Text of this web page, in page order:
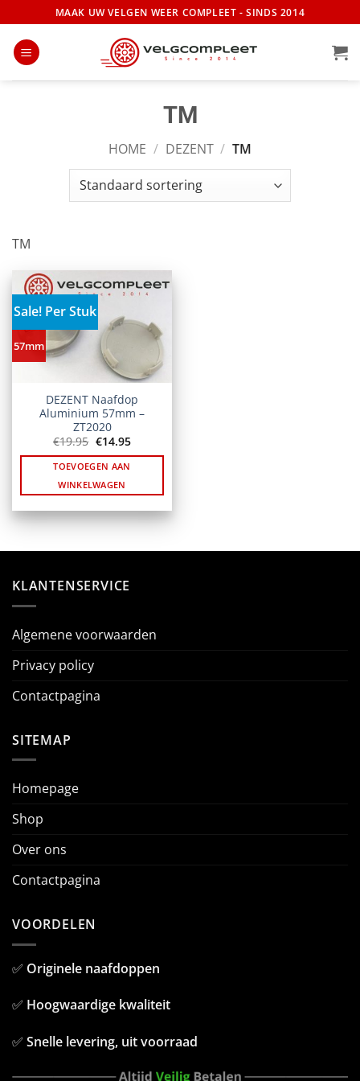
naar
inhoud
MAAK UW VELGEN WEER COMPLEET - SINDS 2014
TM
HOME / DEZENT / TM
TM
Sale! Per Stuk
57mm
DEZENT Naafdop
Aluminium 57mm –
ZT2020
€19.95 Oorspronkelijke
was:
€19.95.
€14.95Huidige
is:
TOEVOEGEN AAN
WINKELWAGEN
KLANTENSERVICE
Algemene voorwaarden
Privacy policy
Contactpagina
SITEMAP
Homepage
Shop
Over ons
Contactpagina
VOORDELEN
✅ Originele naafdoppen
✅ Hoogwaardige kwaliteit
✅ Snelle levering, uit voorraad